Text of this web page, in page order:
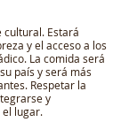
cultural. Estará
y el acceso a los
La comida será
país y será más
Respetar la
y
lugar.